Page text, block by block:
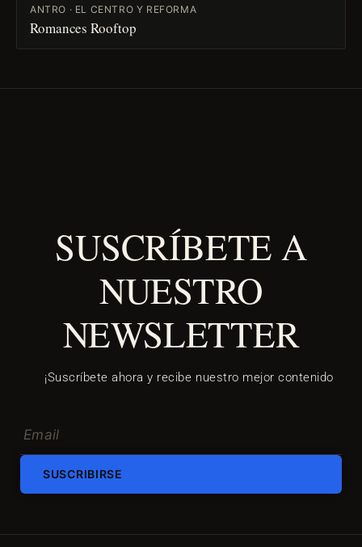
ANTRO · EL CENTRO Y REFORMA
Romances Rooftop
SUSCRÍBETE A
NUESTRO
NEWSLETTER
¡Suscríbete ahora y recibe nuestro mejor contenido
SUSCRIBIRSE